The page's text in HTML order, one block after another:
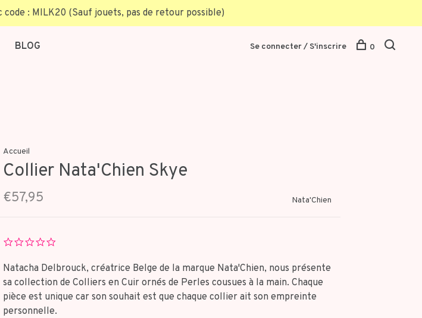
code : MILK20 (Sauf jouets, pas de retour possible)
BLOG Se connecter / S'inscrire 0
Accueil
Collier Nata'Chien Skye
€57,95 Nata'Chien
0.0
rating
Natacha Delbrouck, créatrice Belge de la marque Nata'Chien, nous présente
sa collection de Colliers en Cuir ornés de Perles cousues à la main. Chaque
pièce est unique car son souhait est que chaque collier ait son empreinte
personnelle.